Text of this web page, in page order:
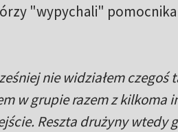
"wypychali"
nie widziałem czegoś
w grupie razem z kilkoma
Reszta drużyny wtedy